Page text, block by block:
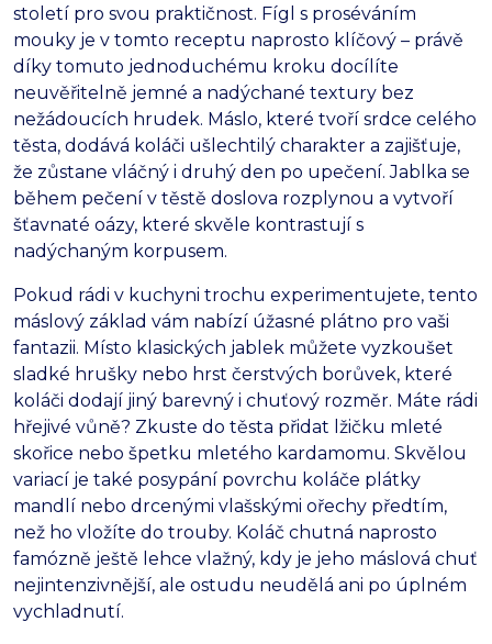
století pro svou praktičnost. Fígl s proséváním
mouky je v tomto receptu naprosto klíčový – právě
díky tomuto jednoduchému kroku docílíte
neuvěřitelně jemné a nadýchané textury bez
nežádoucích hrudek. Máslo, které tvoří srdce celého
těsta, dodává koláči ušlechtilý charakter a zajišťuje,
že zůstane vláčný i druhý den po upečení. Jablka se
během pečení v těstě doslova rozplynou a vytvoří
šťavnaté oázy, které skvěle kontrastují s
nadýchaným korpusem.
Pokud rádi v kuchyni trochu experimentujete, tento
máslový základ vám nabízí úžasné plátno pro vaši
fantazii. Místo klasických jablek můžete vyzkoušet
sladké hrušky nebo hrst čerstvých borůvek, které
koláči dodají jiný barevný i chuťový rozměr. Máte rádi
hřejivé vůně? Zkuste do těsta přidat lžičku mleté
skořice nebo špetku mletého kardamomu. Skvělou
variací je také posypání povrchu koláče plátky
mandlí nebo drcenými vlašskými ořechy předtím,
než ho vložíte do trouby. Koláč chutná naprosto
famózně ještě lehce vlažný, kdy je jeho máslová chuť
nejintenzivnější, ale ostudu neudělá ani po úplném
vychladnutí.